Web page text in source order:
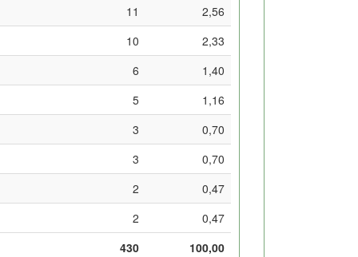
11
2,56
10
2,33
6
1,40
5
1,16
3
0,70
3
0,70
2
0,47
2
0,47
430
100,00